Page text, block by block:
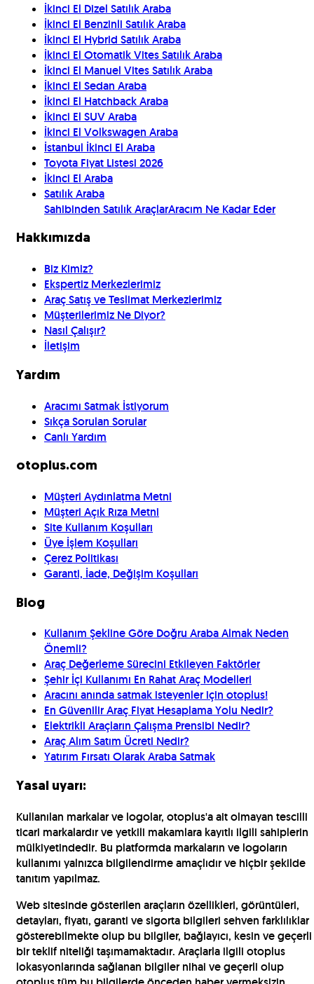
İkinci El Dizel Satılık Araba
İkinci El Benzinli Satılık Araba
İkinci El Hybrid Satılık Araba
İkinci El Otomatik Vites Satılık Araba
İkinci El Manuel Vites Satılık Araba
İkinci El Sedan Araba
İkinci El Hatchback Araba
İkinci El SUV Araba
İkinci El Volkswagen Araba
İstanbul İkinci El Araba
Toyota Fiyat Listesi 2026
İkinci El Araba
Satılık Araba
Sahibinden Satılık AraçlarAracım Ne Kadar Eder
Hakkımızda
Biz Kimiz?
Ekspertiz Merkezlerimiz
Araç Satış ve Teslimat Merkezlerimiz
Müşterilerimiz Ne Diyor?
Nasıl Çalışır?
İletişim
Yardım
Aracımı Satmak İstiyorum
Sıkça Sorulan Sorular
Canlı Yardım
otoplus.com
Müşteri Aydınlatma Metni
Müşteri Açık Rıza Metni
Site Kullanım Koşulları
Üye İşlem Koşulları
Çerez Politikası
Garanti, İade, Değişim Koşulları
Blog
Kullanım Şekline Göre Doğru Araba Almak Neden
Önemli?
Araç Değerleme Sürecini Etkileyen Faktörler
Şehir İçi Kullanımı En Rahat Araç Modelleri
Aracını anında satmak isteyenler için otoplus!
En Güvenilir Araç Fiyat Hesaplama Yolu Nedir?
Elektrikli Araçların Çalışma Prensibi Nedir?
Araç Alım Satım Ücreti Nedir?
Yatırım Fırsatı Olarak Araba Satmak
Yasal uyarı:
Kullanılan markalar ve logolar, otoplus'a ait olmayan tescilli
ticari markalardır ve yetkili makamlara kayıtlı ilgili sahiplerin
mülkiyetindedir. Bu platformda markaların ve logoların
kullanımı yalnızca bilgilendirme amaçlıdır ve hiçbir şekilde
tanıtım yapılmaz.
Web sitesinde gösterilen araçların özellikleri, görüntüleri,
detayları, fiyatı, garanti ve sigorta bilgileri sehven farklılıklar
gösterebilmekte olup bu bilgiler, bağlayıcı, kesin ve geçerli
bir teklif niteliği taşımamaktadır. Araçlarla ilgili otoplus
lokasyonlarında sağlanan bilgiler nihai ve geçerli olup